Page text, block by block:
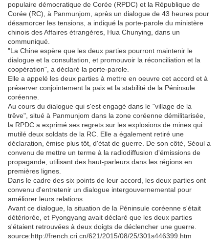
populaire démocratique de Corée (RPDC) et la République de
Corée (RC), à Panmunjom, après un dialogue de 43 heures pour
désamorcer les tensions, a indiqué la porte-parole du ministère
chinois des Affaires étrangères, Hua Chunying, dans un
communiqué.
"La Chine espère que les deux parties pourront maintenir le
dialogue et la consultation, et promouvoir la réconciliation et la
coopération", a déclaré la porte-parole.
Elle a appelé les deux parties à mettre en oeuvre cet accord et à
préserver conjointement la paix et la stabilité de la Péninsule
coréenne.
Au cours du dialogue qui s'est engagé dans le "village de la
trêve", situé à Panmunjom dans la zone coréenne démilitarisée,
la RPDC a exprimé ses regrets sur les explosions de mines qui
mutilé deux soldats de la RC. Elle a également retiré une
déclaration, émise plus tôt, d'état de guerre. De son côté, Séoul a
convenu de mettre un terme à la radiodiffusion d'émissions de
propagande, utilisant des haut-parleurs dans les régions en
premières lignes.
Dans le cadre des six points de leur accord, les deux parties ont
convenu d'entretenir un dialogue intergouvernemental pour
améliorer leurs relations.
Avant ce dialogue, la situation de la Péninsule coréenne s'était
détériorée, et Pyongyang avait déclaré que les deux parties
s'étaient retrouvées à deux doigts de déclencher une guerre.
source:http://french.cri.cn/621/2015/08/25/301s446399.htm